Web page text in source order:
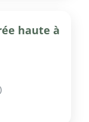
haute à
)